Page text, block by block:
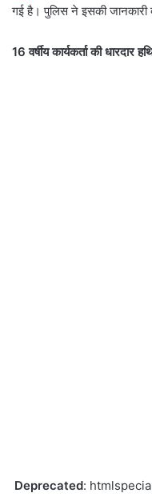
गई है। पुलिस ने इसकी जानकारी
16 वर्षीय कार्यकर्ता की धारदार
Deprecated: